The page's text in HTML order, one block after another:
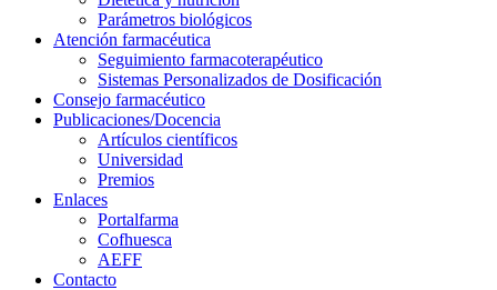
Parámetros biológicos
Atención farmacéutica
Seguimiento farmacoterapéutico
Sistemas Personalizados de Dosificación
Consejo farmacéutico
Publicaciones/Docencia
Artículos científicos
Universidad
Premios
Enlaces
Portalfarma
Cofhuesca
AEFF
Contacto